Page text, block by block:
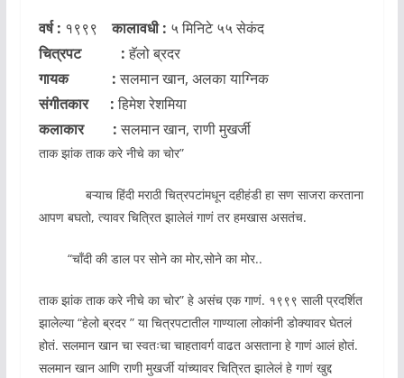
वर्ष : १९९९कालावधी : ५ मिनिटे ५५ सेकंद
चित्रपट :हॅलो ब्रदर
गायक :सलमान खान, अलका याग्निक
संगीतकार :हिमेश रेशमिया
कलाकार :सलमान खान, राणी मुखर्जी
ताक झांक ताक करे नीचे का चोर”
बऱ्याच हिंदी मराठी चित्रपटांमधून दहीहंडी हा सण साजरा करताना
आपण बघतो, त्यावर चित्रित झालेलं गाणं तर हमखास असतंच.
“चाँदी की डाल पर सोने का मोर,सोने का मोर..
ताक झांक ताक करे नीचे का चोर” हे असंच एक गाणं. १९९९ साली प्रदर्शित
झालेल्या “हेलो ब्रदर ” या चित्रपटातील गाण्याला लोकांनी डोक्यावर घेतलं
होतं. सलमान खान चा स्वतःचा चाहतावर्ग वाढत असताना हे गाणं आलं होतं.
सलमान खान आणि राणी मुखर्जी यांच्यावर चित्रित झालेलं हे गाणं खुद्द